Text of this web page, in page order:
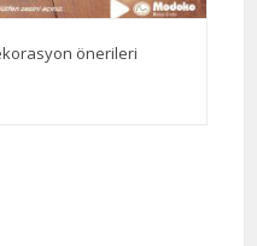
önerileri